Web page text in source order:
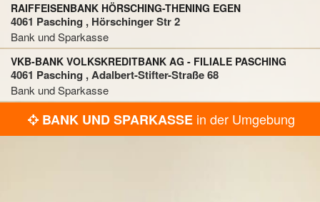
RAIFFEISENBANK HÖRSCHING-THENING EGEN
4061 Pasching , Hörschinger Str 2
Bank und Sparkasse
VKB-BANK VOLKSKREDITBANK AG - FILIALE PASCHING
4061 Pasching , Adalbert-Stifter-Straße 68
Bank und Sparkasse
BANK UND SPARKASSE in der Umgebung